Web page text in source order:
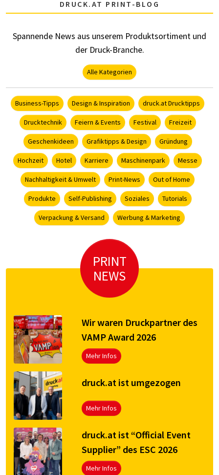
DRUCK.AT PRINT-BLOG
Spannende News aus unserem Produktsortiment und
der Druck-Branche.
Alle Kategorien
Business-Tipps Design & Inspiration druck.at Drucktipps
Drucktechnik Feiern & Events Festival Freizeit
Geschenkideen Grafiktipps & Design Gründung
Hochzeit Hotel Karriere Maschinenpark Messe
Nachhaltigkeit & Umwelt Print-News Out of Home
Produkte Self-Publishing Soziales Tutorials
Verpackung & Versand Werbung & Marketing
PRINT
NEWS
Wir waren Druckpartner des
VAMP Award 2026
Mehr Infos
druck.at ist umgezogen
Mehr Infos
druck.at ist “Official Event
Supplier” des ESC 2026
Mehr Infos